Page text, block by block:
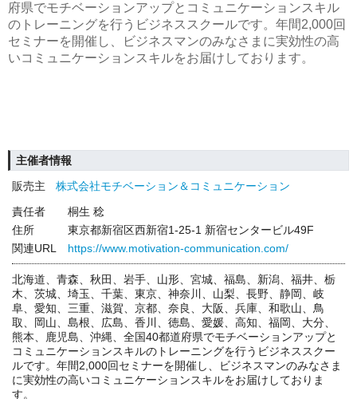
府県でモチベーションアップとコミュニケーションスキル
のトレーニングを行うビジネススクールです。年間2,000回
セミナーを開催し、ビジネスマンのみなさまに実効性の高
いコミュニケーションスキルをお届けしております。
主催者情報
販売主
株式会社モチベーション＆コミュニケーション
責任者
桐生 稔
住所
東京都新宿区西新宿1-25-1 新宿センタービル49F
関連URL
https://www.motivation-communication.com/
北海道、青森、秋田、岩手、山形、宮城、福島、新潟、福井、栃
木、茨城、埼玉、千葉、東京、神奈川、山梨、長野、静岡、岐
阜、愛知、三重、滋賀、京都、奈良、大阪、兵庫、和歌山、鳥
取、岡山、島根、広島、香川、徳島、愛媛、高知、福岡、大分、
熊本、鹿児島、沖縄、全国40都道府県でモチベーションアップと
コミュニケーションスキルのトレーニングを行うビジネススクー
ルです。年間2,000回セミナーを開催し、ビジネスマンのみなさま
に実効性の高いコミュニケーションスキルをお届けしておりま
す。